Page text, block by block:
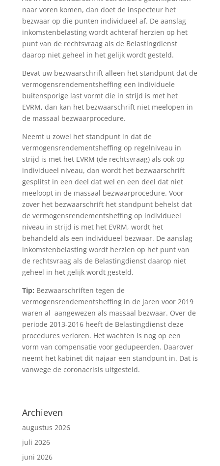
naar voren komen, dan doet de inspecteur het
bezwaar op die punten individueel af. De aanslag
inkomstenbelasting wordt achteraf herzien op het
punt van de rechtsvraag als de Belastingdienst
daarop niet geheel in het gelijk wordt gesteld.
Bevat uw bezwaarschrift alleen het standpunt dat de
vermogensrendementsheffing een individuele
buitensporige last vormt die in strijd is met het
EVRM, dan kan het bezwaarschrift niet meelopen in
de massaal bezwaarprocedure.
Neemt u zowel het standpunt in dat de
vermogensrendementsheffing op regelniveau in
strijd is met het EVRM (de rechtsvraag) als ook op
individueel niveau, dan wordt het bezwaarschrift
gesplitst in een deel dat wel en een deel dat niet
meeloopt in de massaal bezwaarprocedure. Voor
zover het bezwaarschrift het standpunt behelst dat
de vermogensrendementsheffing op individueel
niveau in strijd is met het EVRM, wordt het
behandeld als een individueel bezwaar. De aanslag
inkomstenbelasting wordt herzien op het punt van
de rechtsvraag als de Belastingdienst daarop niet
geheel in het gelijk wordt gesteld.
Tip: Bezwaarschriften tegen de
vermogensrendementsheffing in de jaren voor 2019
waren al aangewezen als massaal bezwaar. Over de
periode 2013-2016 heeft de Belastingdienst deze
procedures verloren. Het wachten is nog op een
vorm van compensatie voor gedupeerden. Daarover
neemt het kabinet dit najaar een standpunt in. Dat is
vanwege de coronacrisis uitgesteld.
Archieven
augustus 2026
juli 2026
juni 2026